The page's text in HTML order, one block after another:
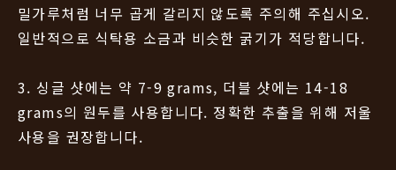
밀가루처럼 너무 곱게 갈리지 않도록 주의해 주십시오.
일반적으로 식탁용 소금과 비슷한 굵기가 적당합니다.
3. 싱글 샷에는 약 7-9 grams, 더블 샷에는 14-18
grams의 원두를 사용합니다. 정확한 추출을 위해 저울
사용을 권장합니다.